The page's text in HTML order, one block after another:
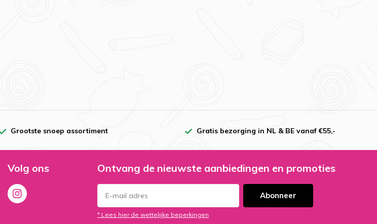
Grootste snoep assortiment Gratis bezorging in NL & BE vanaf €55,-
Volg ons Ontvang de nieuwste aanbiedingen en promoties
Abonneer
* Lees hier de wettelijke beperkingen